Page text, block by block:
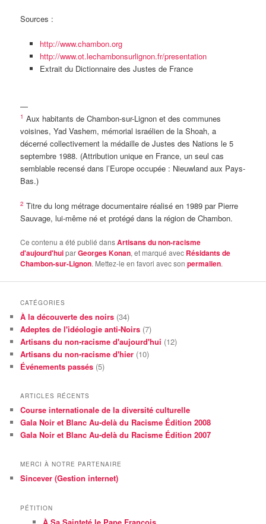
Sources :
http://www.chambon.org
http://www.ot.lechambonsurlignon.fr/presentation
Extrait du Dictionnaire des Justes de France
—
1 Aux habitants de Chambon-sur-Lignon et des communes
voisines, Yad Vashem, mémorial israélien de la Shoah, a
décerné collectivement la médaille de Justes des Nations le 5
septembre 1988. (Attribution unique en France, un seul cas
semblable recensé dans l’Europe occupée : Nieuwland aux Pays-
Bas.)
2 Titre du long métrage documentaire réalisé en 1989 par Pierre
Sauvage, lui-même né et protégé dans la région de Chambon.
Ce contenu a été publié dansArtisans du non-racisme
d'aujourd'huiparGeorges Konan, et marqué avec Résidants de
Chambon-sur-Lignon. Mettez-le en favori avec sonpermalien.
CATÉGORIES
À la découverte des noirs (34)
Adeptes de l'idéologie anti-Noirs (7)
Artisans du non-racisme d'aujourd'hui (12)
Artisans du non-racisme d'hier (10)
Événements passés (5)
ARTICLES RÉCENTS
Course internationale de la diversité culturelle
Gala Noir et Blanc Au-delà du Racisme Édition 2008
Gala Noir et Blanc Au-delà du Racisme Édition 2007
MERCI À NOTRE PARTENAIRE
Sincever (Gestion internet)
PÉTITION